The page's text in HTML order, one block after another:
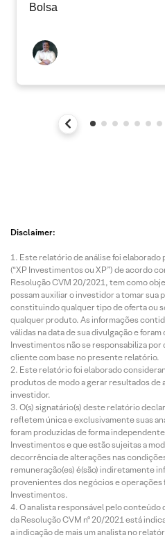
Bolsa
Disclaimer:
Este relatório de análise foi elaborado
(“XP Investimentos ou XP”) de acordo
Resolução CVM 20/2021, tem como
possam auxiliar o investidor a tomar
constituindo qualquer tipo de oferta ou
qualquer produto. As informações
válidas na data de sua divulgação e
Investimentos não se responsabiliza
cliente com base no presente relatório.
Este relatório foi elaborado
produtos de modo a gerar resultados de
investidor.
O(s) signatário(s) deste relatório
refletem única e exclusivamente suas
foram produzidas de forma
Investimentos e que estão sujeitas a
decorrência de alterações nas
remuneração(es) é(são) indiretamente
provenientes dos negócios e operações
Investimentos.
O analista responsável pelo
da Resolução CVM nº 20/2021 está
a indicação de mais um analista no